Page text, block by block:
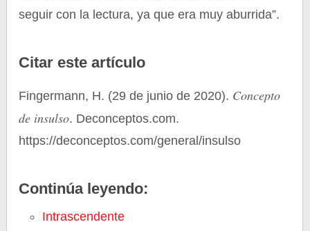
seguir con la lectura, ya que era muy aburrida”.
Citar este artículo
Fingermann, H. (29 de junio de 2020). Concepto
de insulso. Deconceptos.com.
https://deconceptos.com/general/insulso
Continúa leyendo:
Intrascendente